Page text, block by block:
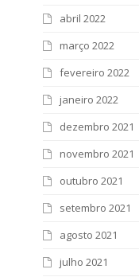
abril 2022
março 2022
fevereiro 2022
janeiro 2022
dezembro 2021
novembro 2021
outubro 2021
setembro 2021
agosto 2021
julho 2021